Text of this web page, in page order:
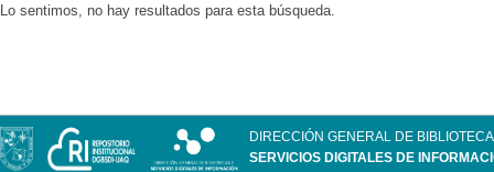
Lo sentimos, no hay resultados para esta búsqueda.
DIRECCIÓN GENERAL DE
SERVICIOS DIGITALES DE